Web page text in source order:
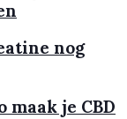
nog
je CBD